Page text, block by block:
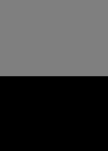
Cyberdog,
hanorac